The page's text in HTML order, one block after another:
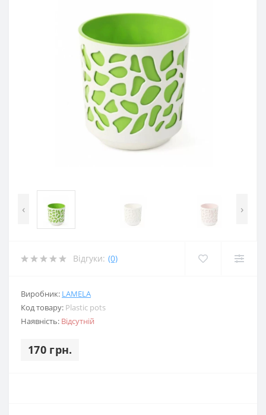
‹ ›
Відгуки: (0)
Виробник: LAMELA
Код товару: Plastic pots
Наявність: Відсутній
170 грн.